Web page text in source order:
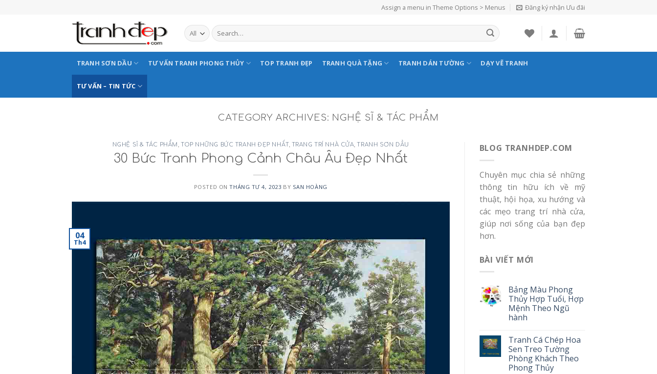
Assign a menu in Theme Options > Menus Đăng ký nhận Ưu đãi
TRANH SƠN DẦU TƯ VẤN TRANH PHONG THỦY TOP TRANH ĐẸP TRANH QUÀ TẶNG TRANH DÁN TƯỜNG DẠY VẼ TRANH
TƯ VẤN – TIN TỨC
CATEGORY ARCHIVES: NGHỆ SĨ & TÁC PHẨM
NGHỆ SĨ & TÁC PHẨM , TOP NHỮNG BỨC TRANH ĐẸP NHẤT , TRANG TRÍ NHÀ CỬA, TRANH SƠN DẦU
30 Bức Tranh Phong Cảnh Châu Âu Đẹp Nhất
POSTED ONTHÁNG TƯ 4, 2023 BY SAN HOÀNG
04
Th4
BLOG TRANHDEP.COM
Chuyên mục chia sẻ những
thông tin hữu ích về mỹ
thuật, hội họa, xu hướng và
các mẹo trang trí nhà cửa,
giúp nơi sống của bạn đẹp
hơn.
BÀI VIẾT MỚI
Bảng Màu Phong
Thủy Hợp Tuổi, Hợp
Mệnh Theo Ngũ
hành
Tranh Cá Chép Hoa
Sen Treo Tường
Phòng Khách Theo
Phong Thủy